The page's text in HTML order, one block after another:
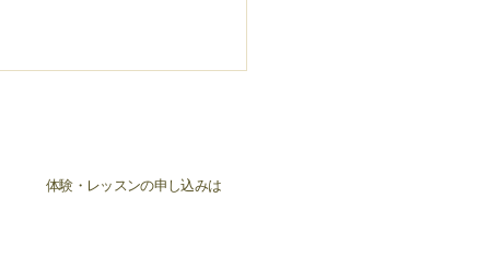
体験・レッスンの申し込みは